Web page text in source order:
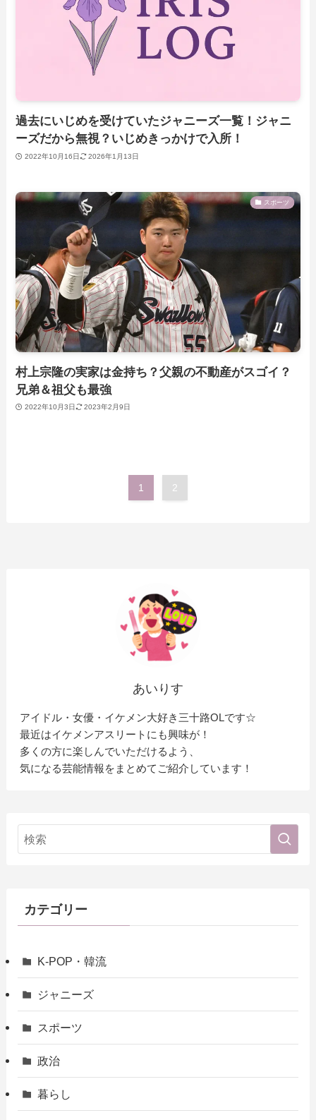
過去にいじめを受けていたジャニーズ一覧！ジャニ
ーズだから無視？いじめきっかけで入所！
2022年10月16日 2026年1月13日
スポーツ
村上宗隆の実家は金持ち？父親の不動産がスゴイ？
兄弟＆祖父も最強
2022年10月3日 2023年2月9日
1 2
あいりす
アイドル・女優・イケメン大好き三十路OLです☆
最近はイケメンアスリートにも興味が！
多くの方に楽しんでいただけるよう、
気になる芸能情報をまとめてご紹介しています！
カテゴリー
K-POP・韓流
ジャニーズ
スポーツ
政治
暮らし